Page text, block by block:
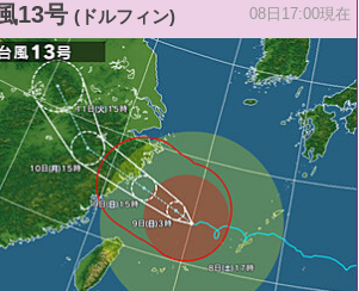
13号 (ドルフィン) 08日17:00現在